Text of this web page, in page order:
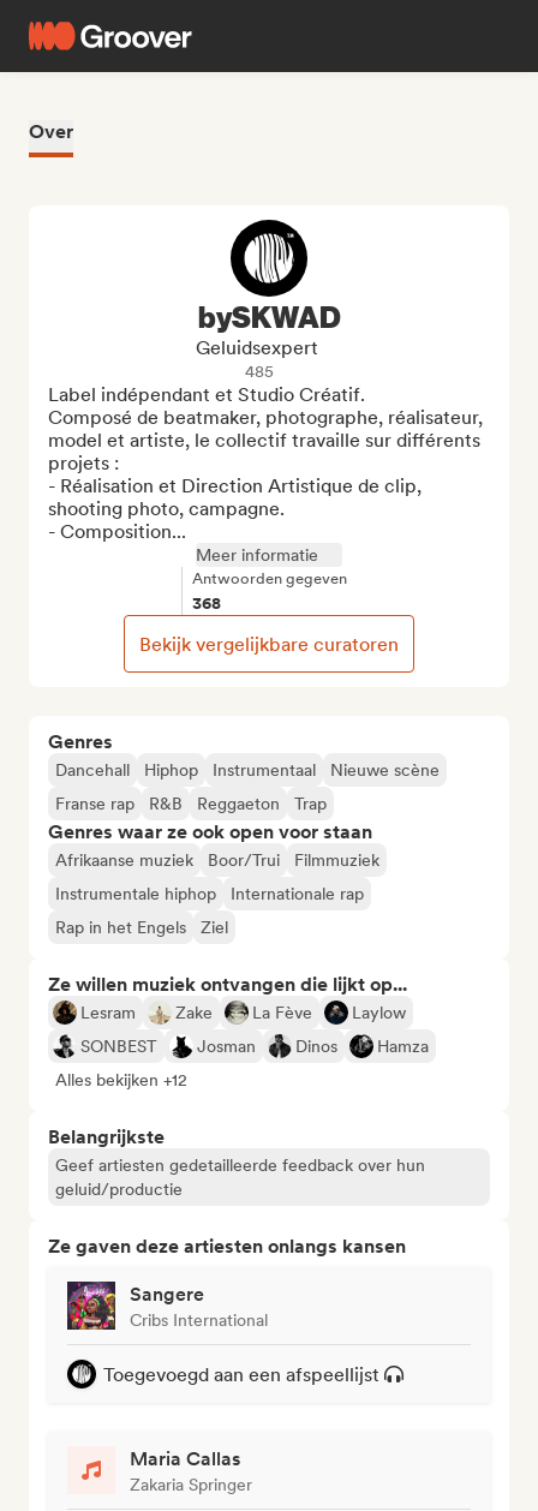
Over
Genres
Dancehall Hiphop Instrumentaal
Nieuwe scène
Franse rap
R&B Reggaeton Trap
Genres waar ze ook open voor staan
Afrikaanse muziek Boor/Trui
Filmmuziek
Instrumentale hiphop
Internationale rap
Rap in het Engels
Ziel
Ze willen muziek ontvangen die lijkt op...
Lesram Zake La Fève
Laylow
SONBEST
Josman Dinos
Hamza
Alles bekijken +12
Belangrijkste
Geef artiesten gedetailleerde feedback over hun
geluid/productie
Ze gaven deze artiesten onlangs kansen
Sangere
Cribs International
Toegevoegd aan een afspeellijst
Maria Callas
Zakaria Springer
bySKWAD
Geluidsexpert
485
Label indépendant et Studio Créatif.
Composé de beatmaker, photographe, réalisateur,
model et artiste, le collectif travaille sur différents
projets :
- Réalisation et Direction Artistique de clip,
shooting photo, campagne.
- Composition...
Meer informatie
Antwoorden gegeven
368
Bekijk vergelijkbare curatoren